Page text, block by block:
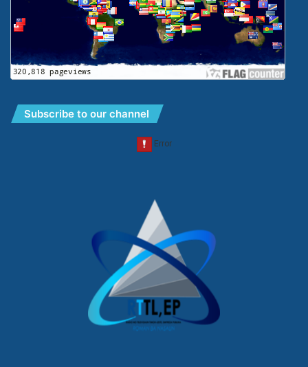
Subscribe to our channel